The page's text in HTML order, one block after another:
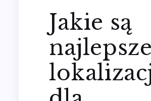
Jakie są
najlepsze